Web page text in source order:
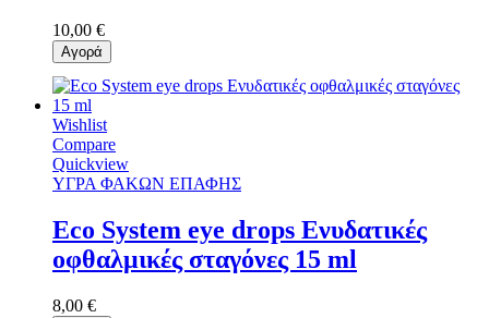
10,00 €
Αγορά
Wishlist
Compare
Quickview
ΥΓΡΑ ΦΑΚΩΝ ΕΠΑΦΗΣ
Eco System eye drops Ενυδατικές
οφθαλμικές σταγόνες 15 ml
8,00 €